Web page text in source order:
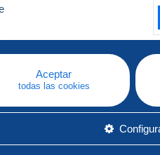
Aceptar
todas las cookies